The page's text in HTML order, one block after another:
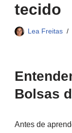
tecido
Lea Freitas
Bolsas
Antes de